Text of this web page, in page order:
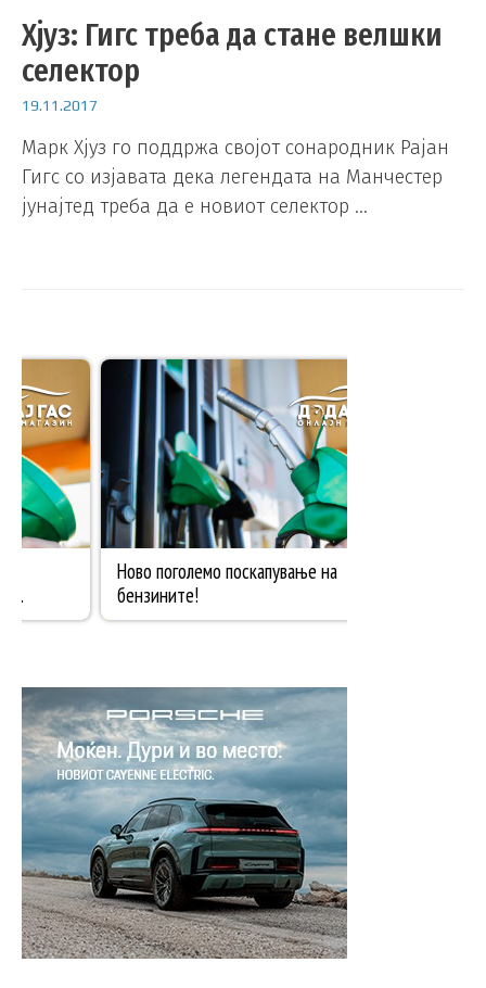
Хјуз: Гигс треба да стане велшки
селектор
19.11.2017
Марк Хјуз го поддржа својот сонародник Рајан
Гигс со изјавата дека легендата на Манчестер
јунајтед треба да е новиот селектор …